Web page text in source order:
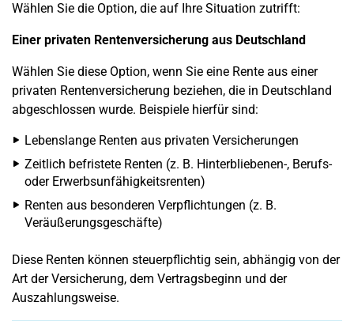
Wählen Sie die Option, die auf Ihre Situation zutrifft:
Einer privaten Rentenversicherung aus Deutschland
Wählen Sie diese Option, wenn Sie eine Rente aus einer
privaten Rentenversicherung beziehen, die in Deutschland
abgeschlossen wurde. Beispiele hierfür sind:
Lebenslange Renten aus privaten Versicherungen
Zeitlich befristete Renten (z. B. Hinterbliebenen-, Berufs-
oder Erwerbsunfähigkeitsrenten)
Renten aus besonderen Verpflichtungen (z. B.
Veräußerungsgeschäfte)
Diese Renten können steuerpflichtig sein, abhängig von der
Art der Versicherung, dem Vertragsbeginn und der
Auszahlungsweise.